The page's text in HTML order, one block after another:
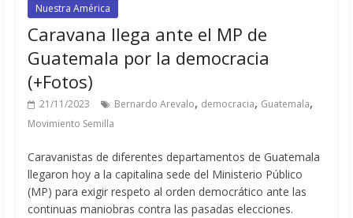
Nuestra América
Caravana llega ante el MP de
Guatemala por la democracia
(+Fotos)
21/11/2023 Bernardo Arevalo, democracia, Guatemala,
Movimiento Semilla
Caravanistas de diferentes departamentos de Guatemala
llegaron hoy a la capitalina sede del Ministerio Público
(MP) para exigir respeto al orden democrático ante las
continuas maniobras contra las pasadas elecciones.